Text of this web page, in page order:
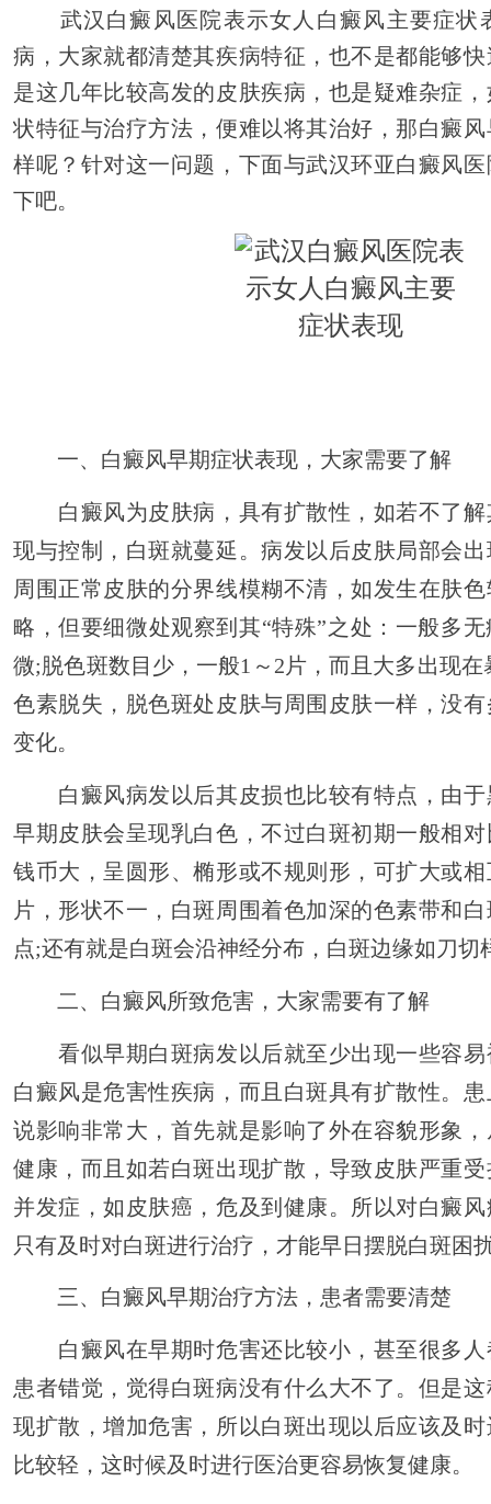
武汉白癜风医院表示女人白癜风主要症状
病，大家就都清楚其疾病特征，也不是都能够
是这几年比较高发的皮肤疾病，也是疑难杂症
状特征与治疗方法，便难以将其治好，那白癜
样呢？针对这一问题，下面与武汉环亚白癜风
下吧。
一、白癜风早期症状表现，大家需要了解
白癜风为皮肤病，具有扩散性，如若不了解
现与控制，白斑就蔓延。病发以后皮肤局部会
周围正常皮肤的分界线模糊不清，如发生在肤
略，但要细微处观察到其“特殊”之处：一般多
微;脱色斑数目少，一般1～2片，而且大多出现
色素脱失，脱色斑处皮肤与周围皮肤一样，没
变化。
白癜风病发以后其皮损也比较有特点，由于
早期皮肤会呈现乳白色，不过白斑初期一般相
钱币大，呈圆形、椭形或不规则形，可扩大或
片，形状不一，白斑周围着色加深的色素带和
点;还有就是白斑会沿神经分布，白斑边缘如刀切
二、白癜风所致危害，大家需要有了解
看似早期白斑病发以后就至少出现一些容易
白癜风是危害性疾病，而且白斑具有扩散性。
说影响非常大，首先就是影响了外在容貌形象
健康，而且如若白斑出现扩散，导致皮肤严重
并发症，如皮肤癌，危及到健康。所以对白癜
只有及时对白斑进行治疗，才能早日摆脱白斑困
三、白癜风早期治疗方法，患者需要清楚
白癜风在早期时危害还比较小，甚至很多人
患者错觉，觉得白斑病没有什么大不了。但是
现扩散，增加危害，所以白斑出现以后应该及
比较轻，这时候及时进行医治更容易恢复健康。